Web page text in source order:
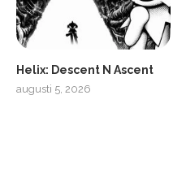
Helix: Descent N Ascent
augusti 5, 2026